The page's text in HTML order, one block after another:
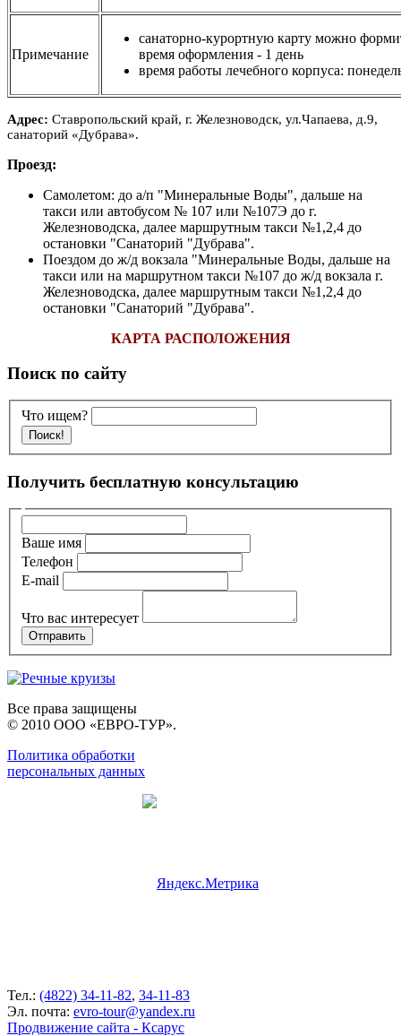
Примечание
санаторно-курортную карту можно
время оформления - 1 день
время работы лечебного корпуса:
Адрес: Ставропольский край, г. Железноводск, ул.Чапаева, д.9,
санаторий «Дубрава».
Проезд:
Самолетом: до а/п "Минеральные Воды", дальше на
такси или автобусом № 107 или №107Э до г.
Железноводска, далее маршрутным такси №1,2,4 до
остановки "Санаторий "Дубрава".
Поездом до ж/д вокзала "Минеральные Воды, дальше на
такси или на маршрутном такси №107 до ж/д вокзала г.
Железноводска, далее маршрутным такси №1,2,4 до
остановки "Санаторий "Дубрава".
КАРТА РАСПОЛОЖЕНИЯ
Поиск по сайту
Что ищем?
Получить бесплатную консультацию
Ваше имя
Телефон
E-mail
Что вас интересует
Все права защищены
© 2010 ООО «ЕВРО-ТУР».
Политика обработки
персональных данных
Тел.: (4822) 34-11-82, 34-11-83
Эл. почта: evro-tour@yandex.ru
Продвижение сайта - Ксарус